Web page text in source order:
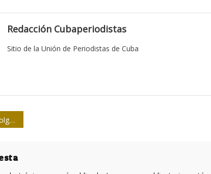
Redacción Cubaperiodistas
Sitio de la Unión de Periodistas de Cuba